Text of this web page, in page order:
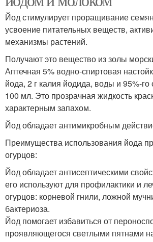
Йод стимулирует проращивание
усвоение питательных веществ,
механизмы растений.
Получают это вещество из золы
Аптечная 5% водно-спиртовая
йода, 2 г калия йодида, воды и 95%-
100 мл. Это прозрачная жидкость
характерным запахом.
Йод обладает антимикробным
Преимущества использования йода
огурцов:
Йод обладает антисептическими
его используют для профилактики и
огурцов: корневой гнили, ложной
бактериоза.
Йод помогает избавиться от
проявляющегося светлыми пятнами